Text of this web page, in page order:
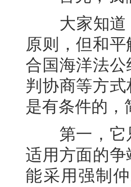
大家知道，
原则，但和
合国海洋法
判协商等方
是有条件的，
第一，它只
适用方面的
能采用强制